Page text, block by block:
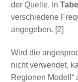
der Quelle. In
verschiedene
angegeben. [2]
Wird die
nicht verwendet,
Regionen